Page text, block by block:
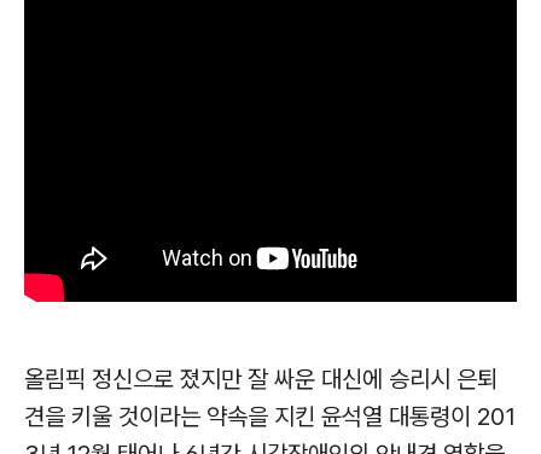
올림픽 정신으로 졌지만 잘 싸운 대신에 승리시 은퇴
견을 키울 것이라는 약속을 지킨 윤석열 대통령이 201